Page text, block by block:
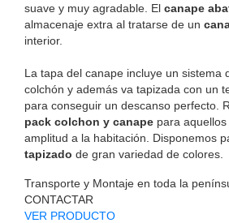
suave y muy agradable. El canape
almacenaje extra al tratarse de un
interior.
La tapa del canape incluye un sistema
colchón y además va tapizada con un
para conseguir un descanso perfecto.
pack colchon y canape para
amplitud a la habitación. Disponemos
tapizado de gran variedad de colores.
Transporte y Montaje en toda la
CONTACTAR
VER PRODUCTO